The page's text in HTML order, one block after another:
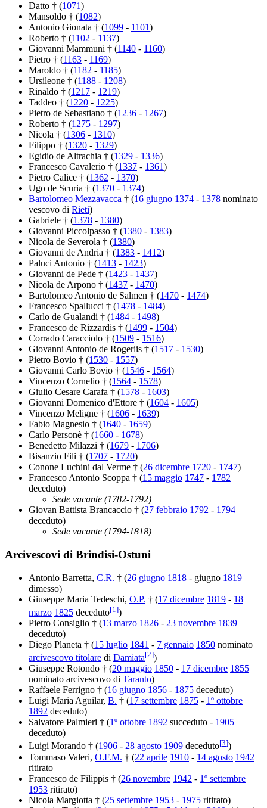
Datto † (1071)
Mansoldo † (1082)
Antonio Gionata † (1099 - 1101)
Roberto † (1102 - 1137)
Giovanni Mammuni † (1140 - 1160)
Pietro † (1163 - 1169)
Maroldo † (1182 - 1185)
Ursileone † (1188 - 1208)
Rinaldo † (1217 - 1219)
Taddeo † (1220 - 1225)
Pietro de Sebastiano † (1236 - 1267)
Roberto † (1275 - 1297)
Nicola † (1306 - 1310)
Filippo † (1320 - 1329)
Egidio de Altrachia † (1329 - 1336)
Francesco Cavalerio † (1337 - 1361)
Pietro Calice † (1362 - 1370)
Ugo de Scuria † (1370 - 1374)
Bartolomeo Mezzavacca † (16 giugno 1374 - 1378 nominato
vescovo di Rieti)
Gabriele † (1378 - 1380)
Giovanni Piccolpasso † (1380 - 1383)
Nicola de Severola † (1380)
Giovanni de Andria † (1383 - 1412)
Paluci Antonio † (1413 - 1423)
Giovanni de Pede † (1423 - 1437)
Nicola de Arpono † (1437 - 1470)
Bartolomeo Antonio de Salmen † (1470 - 1474)
Francesco Spallucci † (1478 - 1484)
Carlo de Gualandi † (1484 - 1498)
Francesco de Rizzardis † (1499 - 1504)
Corrado Caracciolo † (1509 - 1516)
Giovanni Antonio de Rogeriis † (1517 - 1530)
Pietro Bovio † (1530 - 1557)
Giovanni Carlo Bovio † (1546 - 1564)
Vincenzo Cornelio † (1564 - 1578)
Giulio Cesare Carafa † (1578 - 1603)
Giovanni Domenico d'Ettore † (1604 - 1605)
Vincenzo Meligne † (1606 - 1639)
Fabio Magnesio † (1640 - 1659)
Carlo Personè † (1660 - 1678)
Benedetto Milazzi † (1679 - 1706)
Bisanzio Fili † (1707 - 1720)
Conone Luchini dal Verme † (26 dicembre 1720 - 1747)
Francesco Antonio Scoppa † (15 maggio 1747 - 1782
deceduto)
Sede vacante (1782-1792)
Giovan Battista Brancaccio † (27 febbraio 1792 - 1794
deceduto)
Sede vacante (1794-1818)
Arcivescovi di Brindisi-Ostuni
Antonio Barretta, C.R. † (26 giugno 1818 - giugno 1819
dimesso)
Giuseppe Maria Tedeschi, O.P. † (17 dicembre 1819 - 18
marzo 1825 deceduto[1 ])
Pietro Consiglio † (13 marzo 1826 - 23 novembre 1839
deceduto)
Diego Planeta † (15 luglio 1841 - 7 gennaio 1850 nominato
arcivescovo titolare di Damiata[2])
Giuseppe Rotondo † (20 maggio 1850 - 17 dicembre 1855
nominato arcivescovo di Taranto)
Raffaele Ferrigno † (16 giugno 1856 - 1875 deceduto)
Luigi Maria Aguilar, B. † (17 settembre 1875 - 1º ottobre
1892 deceduto)
Salvatore Palmieri † (1º ottobre 1892 succeduto - 1905
deceduto)
Luigi Morando † (1906 - 28 agosto 1909 deceduto[3])
Tommaso Valeri, O.F.M. † (22 aprile 1910 - 14 agosto 1942
ritirato
Francesco de Filippis † (26 novembre 1942 - 1º settembre
1953 ritirato)
Nicola Margiotta † (25 settembre 1953 - 1975 ritirato)